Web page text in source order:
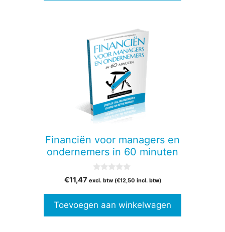
Financiën voor managers en
ondernemers in 60 minuten
v
5
€11,47 excl. btw (€12,50 incl. btw)
Toevoegen aan winkelwagen